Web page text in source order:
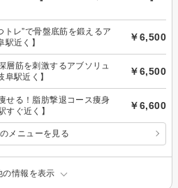
トレ”で骨盤底筋を鍛えるア
近く】
￥6,500
層筋を刺激するアブソリュ
駅近く】
￥6,500
せる！脂肪撃退コース痩身
すぐ近く】
￥6,600
メニューを見る
の情報を表示